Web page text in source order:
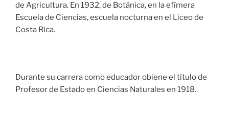
de Agricultura. En 1932, de Botánica, en la efímera
Escuela de Ciencias, escuela nocturna en el Liceo de
Costa Rica.
Durante su carrera como educador obiene el título de
Profesor de Estado en Ciencias Naturales en 1918.